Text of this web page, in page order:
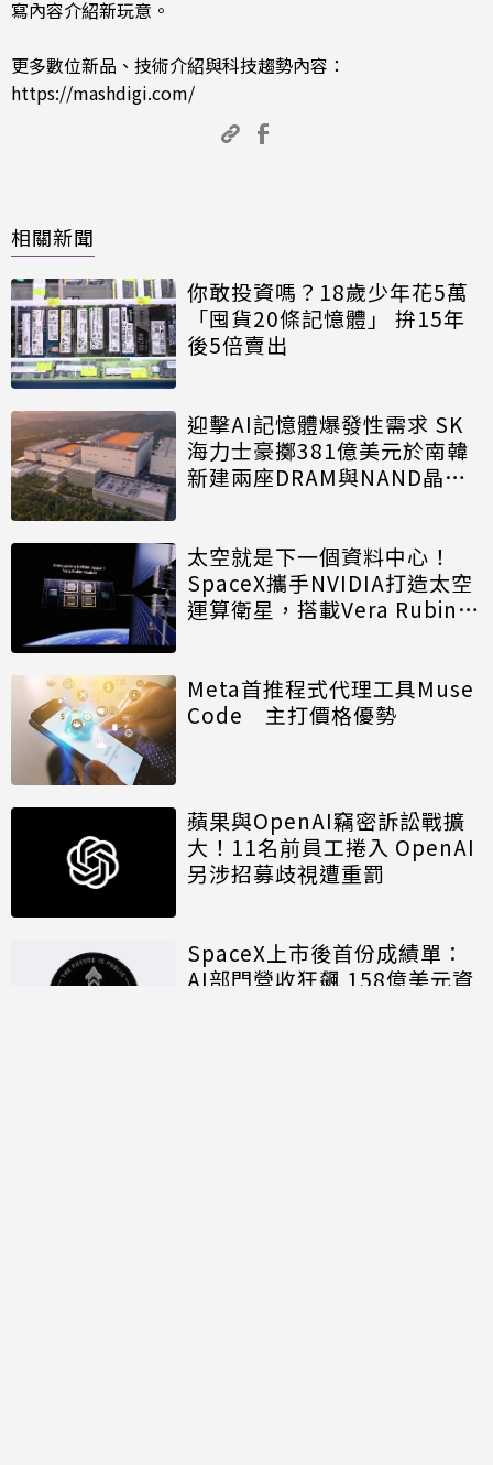
寫內容介紹新玩意。
更多數位新品、技術介紹與科技趨勢內容：
https://mashdigi.com/
相關新聞
你敢投資嗎？18歲少年花5萬
「囤貨20條記憶體」 拚15年
後5倍賣出
迎擊AI記憶體爆發性需求 SK
海力士豪擲381億美元於南韓
新建兩座DRAM與NAND晶圓
太空就是下一個資料中心！
SpaceX攜手NVIDIA打造太空
運算衛星，搭載Vera Rubin運
Meta首推程式代理工具Muse
Code 主打價格優勢
蘋果與OpenAI竊密訴訟戰擴
大！11名前員工捲入 OpenAI
另涉招募歧視遭重罰
SpaceX上市後首份成績單：
AI部門營收狂飆 158億美元資